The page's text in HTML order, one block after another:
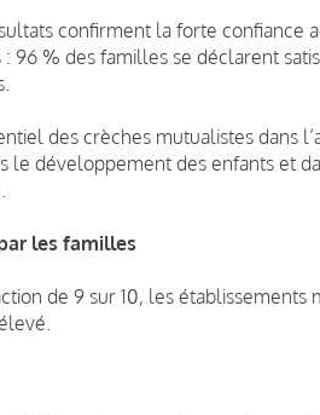
confirment la forte confiance
96 % des familles se déclarent
des crèches mutualistes dans
le développement des enfants et
les familles
de 9 sur 10, les établissements